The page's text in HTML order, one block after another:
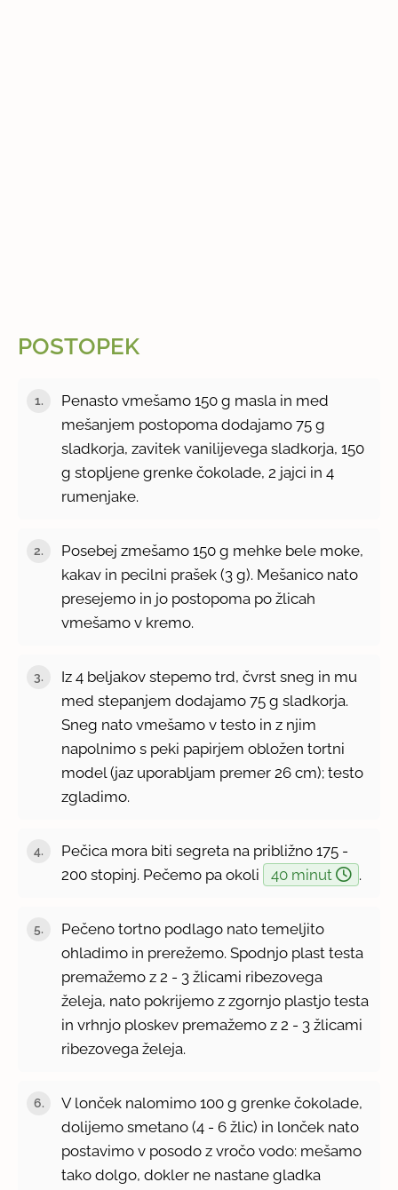
POSTOPEK
Penasto vmešamo 150 g masla in med
mešanjem postopoma dodajamo 75 g
sladkorja, zavitek vanilijevega sladkorja, 150
g stopljene grenke čokolade, 2 jajci in 4
rumenjake.
Posebej zmešamo 150 g mehke bele moke,
kakav in pecilni prašek (3 g). Mešanico nato
presejemo in jo postopoma po žlicah
vmešamo v kremo.
Iz 4 beljakov stepemo trd, čvrst sneg in mu
med stepanjem dodajamo 75 g sladkorja.
Sneg nato vmešamo v testo in z njim
napolnimo s peki papirjem obložen tortni
model (jaz uporabljam premer 26 cm); testo
zgladimo.
Pečica mora biti segreta na približno 175 -
200 stopinj. Pečemo pa okoli
40 minut .
Pečeno tortno podlago nato temeljito
ohladimo in prerežemo. Spodnjo plast testa
premažemo z 2 - 3 žlicami ribezovega
želeja, nato pokrijemo z zgornjo plastjo testa
in vrhnjo ploskev premažemo z 2 - 3 žlicami
ribezovega želeja.
V lonček nalomimo 100 g grenke čokolade,
dolijemo smetano (4 - 6 žlic) in lonček nato
postavimo v posodo z vročo vodo: mešamo
tako dolgo, dokler ne nastane gladka